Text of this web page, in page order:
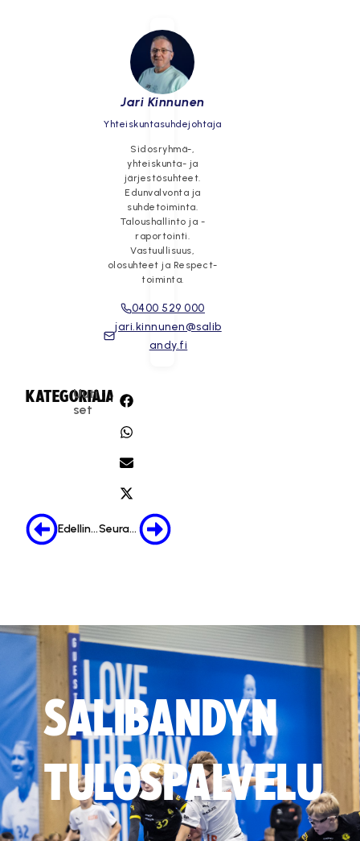
Jari Kinnunen
Yhteiskuntasuhdejohtaja
Sidosryhmä-,
yhteiskunta- ja
järjestösuhteet.
Edunvalvonta ja
suhdetoiminta.
Taloushallinto ja -
raportointi.
Vastuullisuus,
olosuhteet ja Respect-
toiminta.
0400 529 000
jari.kinnunen@salib
andy.fi
KATEGORIA:
Uuti
set
JAA:
Edellinen Seuraava
SALIBANDYN
TULOSPALVELU